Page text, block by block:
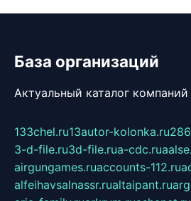
База организаций
Актуальный каталог
133chel.ru13autor-kolonka.ru
3-d-file.ru3d-file.rua-cdc.ru
airgungames.ruaccounts-112.ru
alfeihavsalnassr.rualtaipant.ru